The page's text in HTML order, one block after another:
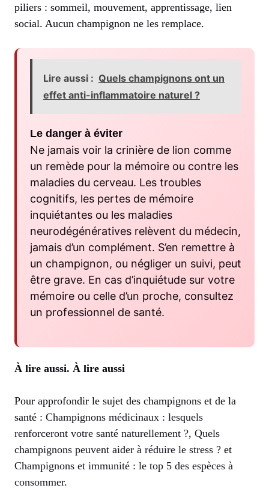
piliers : sommeil, mouvement, apprentissage, lien
social. Aucun champignon ne les remplace.
Lire aussi : Quels champignons ont un
effet anti-inflammatoire naturel ?
Le danger à éviter
Ne jamais voir la crinière de lion comme
un remède pour la mémoire ou contre les
maladies du cerveau. Les troubles
cognitifs, les pertes de mémoire
inquiétantes ou les maladies
neurodégénératives relèvent du médecin,
jamais d’un complément. S’en remettre à
un champignon, ou négliger un suivi, peut
être grave. En cas d’inquiétude sur votre
mémoire ou celle d’un proche, consultez
un professionnel de santé.
À lire aussi. À lire aussi
Pour approfondir le sujet des champignons et de la
santé : Champignons médicinaux : lesquels
renforceront votre santé naturellement ?, Quels
champignons peuvent aider à réduire le stress ? et
Champignons et immunité : le top 5 des espèces à
consommer.